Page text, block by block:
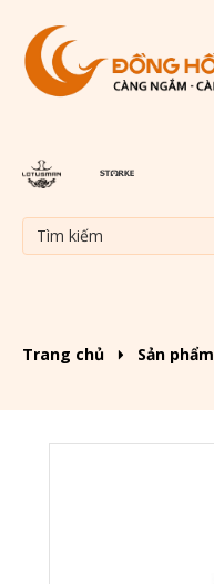
Trang chủ Sản phẩm